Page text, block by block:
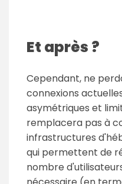
Et après ?
Cependant, ne
connexions
asymétriques et
remplacera pas à
infrastructures
qui permettent de
nombre